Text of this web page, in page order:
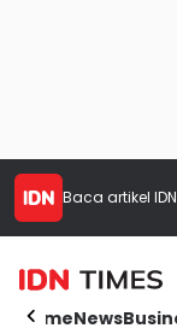
Baca artikel
HomeNews